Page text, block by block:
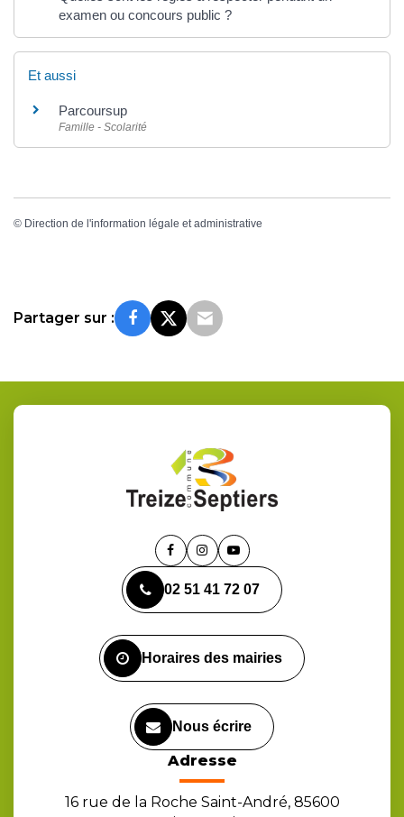
examen ou concours public ?
Et aussi
Parcoursup
Famille - Scolarité
© Direction de l'information légale et administrative
Partager sur :
Lien
le
compte
Lien
le
compte
Lien
la
chaîne
02 51 41 72 07
Horaires des mairies
Nous écrire
Adresse
16 rue de la Roche Saint-André, 85600